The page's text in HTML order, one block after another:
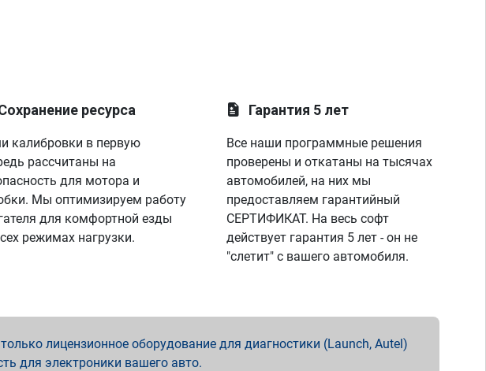
ресурса
калибровки в первую
рассчитаны на
для мотора и
Мы оптимизируем работу
для комфортной езды
режимах нагрузки.
Гарантия 5 лет
Все наши программные решения
проверены и откатаны на тысячах
автомобилей, на них мы
предоставляем гарантийный
СЕРТИФИКАТ. На весь софт
действует гарантия 5 лет - он не
"слетит" с вашего автомобиля.
лицензионное оборудование для диагностики (Launch, Autel)
для электроники вашего авто.